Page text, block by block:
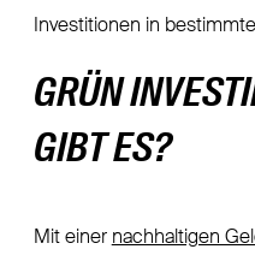
Investitionen in
GRÜN
GIBT ES?
Mit einer nachhaltigen